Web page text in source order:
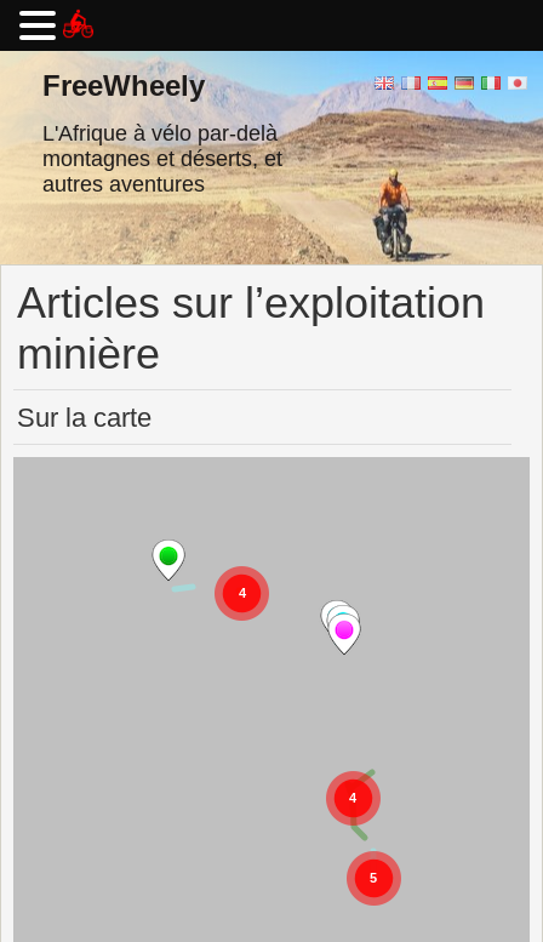
contenuFreeWheely
L'Afrique à vélo par-delà
montagnes et déserts, et
autres aventures
Articles sur l’exploitation
minière
Sur la carte